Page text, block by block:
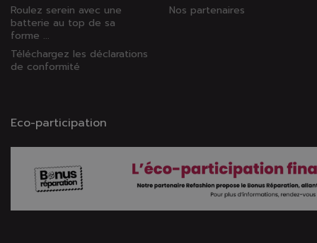
Roulez serein avec une
batterie au top de sa
forme ...
Téléchargez les déclarations
de conformité
Nos partenaires
Eco-participation